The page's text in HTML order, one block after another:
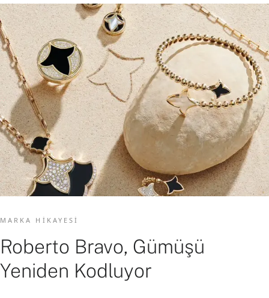
MARKA HIKAYESI
Roberto Bravo, Gümüşü
Yeniden Kodluyor